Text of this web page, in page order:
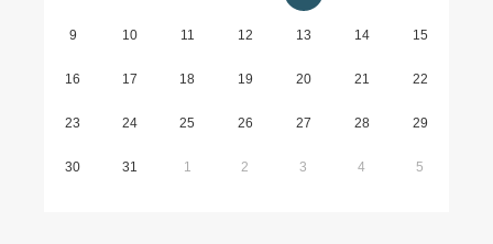
9 10 11 12 13 14 15
16 17 18 19 20 21 22
23 24 25 26 27 28 29
30 31 1 2 3 4 5